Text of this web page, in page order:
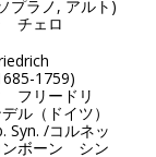
プラノ, アルト)
チェロ
1759)
フリードリ
ル（ドイツ）
Syn. /コルネッ
ボーン シン